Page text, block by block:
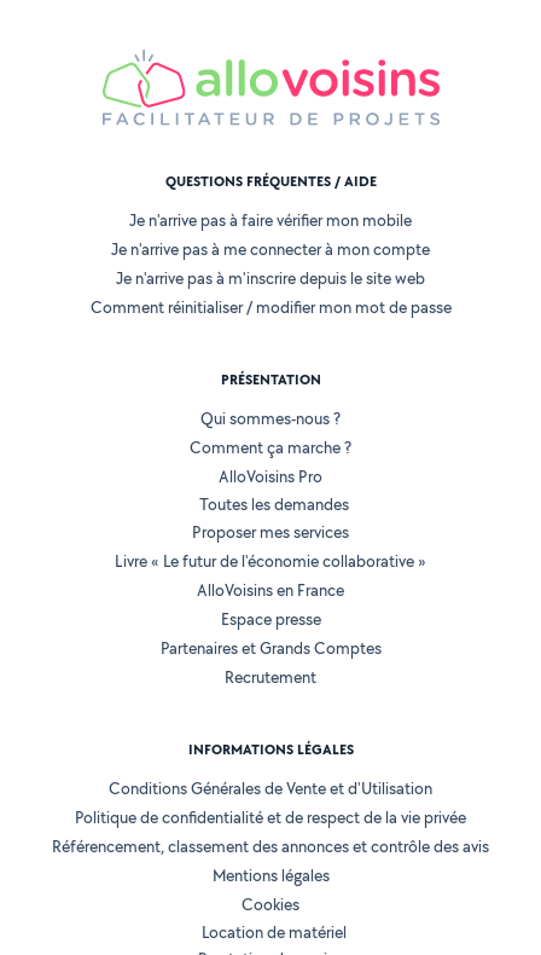
QUESTIONS FRÉQUENTES / AIDE
Je n'arrive pas à faire vérifier mon mobile
Je n'arrive pas à me connecter à mon compte
Je n'arrive pas à m'inscrire depuis le site web
Comment réinitialiser / modifier mon mot de passe
PRÉSENTATION
Qui sommes-nous ?
Comment ça marche ?
AlloVoisins Pro
Toutes les demandes
Proposer mes services
Livre « Le futur de l'économie collaborative »
AlloVoisins en France
Espace presse
Partenaires et Grands Comptes
Recrutement
INFORMATIONS LÉGALES
Conditions Générales de Vente et d'Utilisation
Politique de confidentialité et de respect de la vie privée
Référencement, classement des annonces et contrôle des avis
Mentions légales
Cookies
Location de matériel